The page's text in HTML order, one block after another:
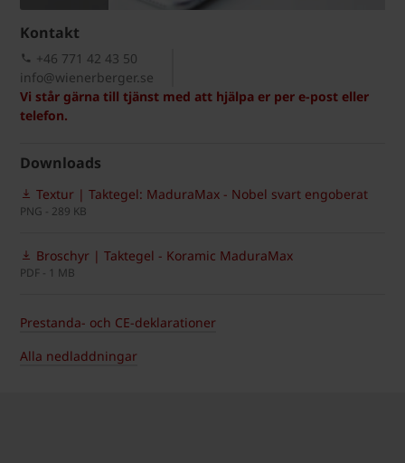
Kontakt
Vi står gärna till tjänst med att hjälpa er per e-post eller
telefon.
+46 771 42 43 50
info@wienerberger.se
Downloads
Textur | Taktegel: MaduraMax - Nobel svart engoberat
PNG - 289 KB
Broschyr | Taktegel - Koramic MaduraMax
PDF - 1 MB
Prestanda- och CE-deklarationer
Alla nedladdningar